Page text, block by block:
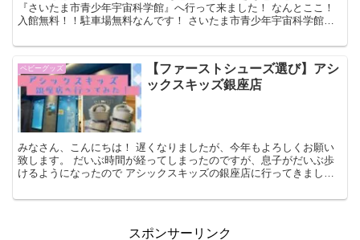
『さいたま市青少年宇宙科学館』へ行って来ました！ なんとここ！
入館無料！！駐車場無料なんです！ さいたま市青少年宇宙科学館に
ベビーグッズ
【ファーストシューズ選び】アシ
ックスキッズ銀座店
みなさん、こんにちは！ 遅くなりましたが、今年もよろしくお願い
致します。 だいぶ時間が経ってしまったのですが、息子がだいぶ歩
けるようになったので アシックスキッズの銀座店に行ってきまし
スポンサーリンク